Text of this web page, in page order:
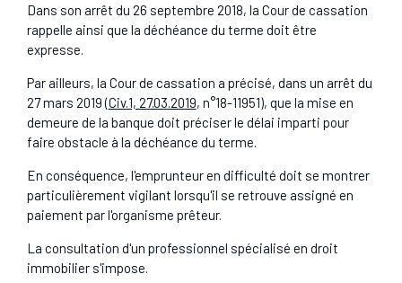
Dans son arrêt du 26 septembre 2018, la Cour de cassation
rappelle ainsi que la déchéance du terme doit être
expresse.
Par ailleurs, la Cour de cassation a précisé, dans un arrêt du
27 mars 2019 (Civ.1, 27.03.2019, n°18-11951), que la mise en
demeure de la banque doit préciser le délai imparti pour
faire obstacle à la déchéance du terme.
En conséquence, l'emprunteur en difficulté doit se montrer
particulièrement vigilant lorsqu'il se retrouve assigné en
paiement par l'organisme prêteur.
La consultation d'un professionnel spécialisé en droit
immobilier s'impose.